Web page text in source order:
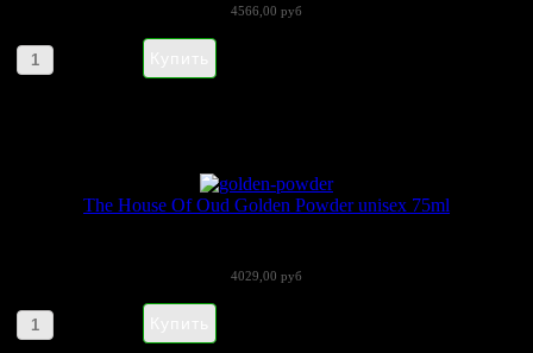
4566,00 руб
The House Of Oud Golden Powder unisex 75ml
4029,00 руб